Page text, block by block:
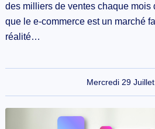
des milliers de ventes chaque mois
que le e-commerce est un marché
réalité…
Mercredi 29